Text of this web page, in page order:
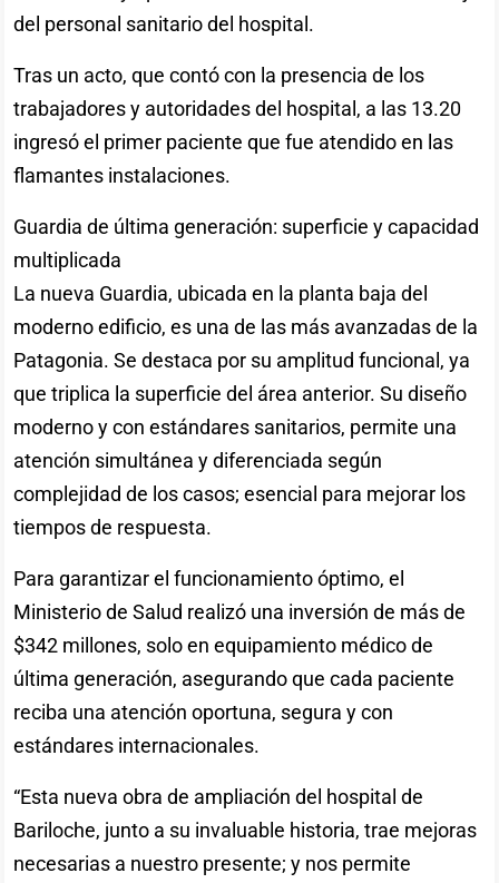
del personal sanitario del hospital.
Tras un acto, que contó con la presencia de los
trabajadores y autoridades del hospital, a las 13.20
ingresó el primer paciente que fue atendido en las
flamantes instalaciones.
Guardia de última generación: superficie y capacidad
multiplicada
La nueva Guardia, ubicada en la planta baja del
moderno edificio, es una de las más avanzadas de la
Patagonia. Se destaca por su amplitud funcional, ya
que triplica la superficie del área anterior. Su diseño
moderno y con estándares sanitarios, permite una
atención simultánea y diferenciada según
complejidad de los casos; esencial para mejorar los
tiempos de respuesta.
Para garantizar el funcionamiento óptimo, el
Ministerio de Salud realizó una inversión de más de
$342 millones, solo en equipamiento médico de
última generación, asegurando que cada paciente
reciba una atención oportuna, segura y con
estándares internacionales.
“Esta nueva obra de ampliación del hospital de
Bariloche, junto a su invaluable historia, trae mejoras
necesarias a nuestro presente; y nos permite